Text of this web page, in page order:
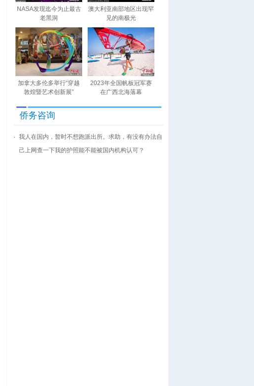
NASA发现迄今为止最古
老黑洞
澳大利亚南部地区出现罕
见的南极光
加拿大多伦多举行“穿越
敦煌暨艺术创新展”
2023年全国帆板冠军赛
在广西北海落幕
侨务咨询
我人在国内，暂时不想跑派出所。求助，有没有办法自
己上网查一下我的护照能不能被国内机构认可？